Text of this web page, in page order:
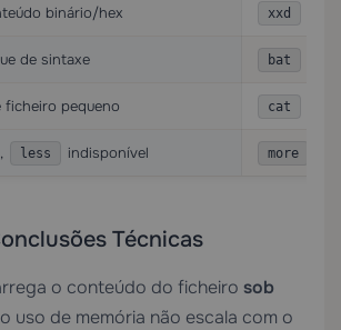
binário/hex xxd
de sintaxe bat
ficheiro pequeno cat
less indisponível more
Técnicas
o conteúdo do ficheiro sob
uso de memória não escala com o